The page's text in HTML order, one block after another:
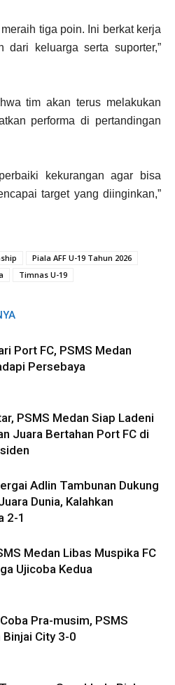
tiga poin. Ini berkat kerja
dari keluarga serta suporter,”
tim akan terus melakukan
performa di pertandingan
kekurangan agar bisa
target yang diinginkan,”
Piala AFF U-19 Tahun 2026
Timnas U-19
Port FC, PSMS Medan
Persebaya
PSMS Medan Siap Ladeni
Juara Bertahan Port FC di
Adlin Tambunan Dukung
Dunia, Kalahkan
2-1
Medan Libas Muspika FC
Ujicoba Kedua
Pra-musim, PSMS
Binjai City 3-0